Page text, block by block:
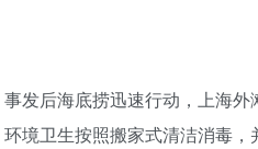
发后海底捞迅速行动，上海
境卫生按照搬家式清洁消毒